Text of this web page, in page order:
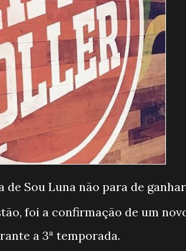
de Sou Luna não para de ganhar
foi a confirmação de um
a 3ª temporada.